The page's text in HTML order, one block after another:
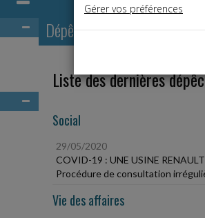
Dépêches
Liste des dernières
Social
29/05/2020
COVID-19 : UNE USINE
Procédure de consultation
Vie des affaires
Gérer vos préférences